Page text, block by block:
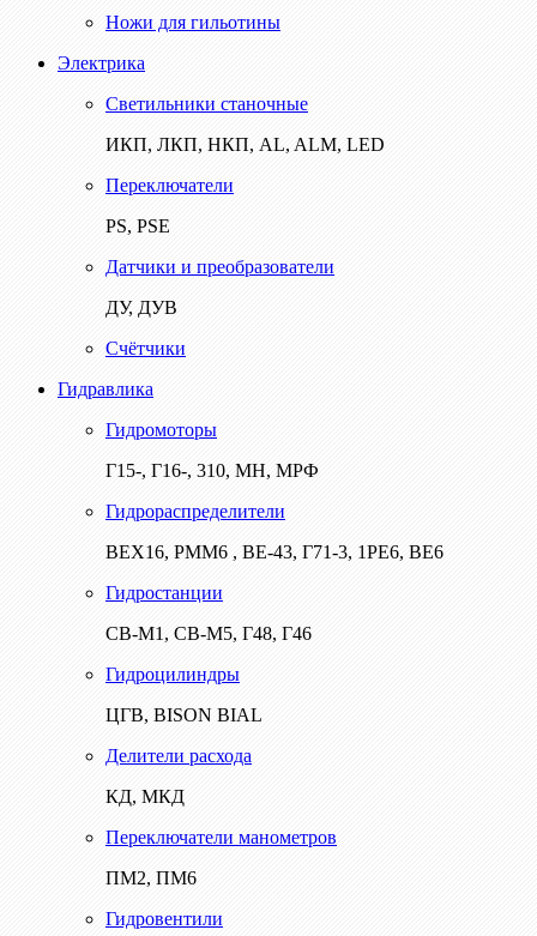
Ножи для гильотины
Электрика
Светильники станочные
ИКП, ЛКП, НКП, AL, ALM, LED
Переключатели
PS, PSE
Датчики и преобразователи
ДУ, ДУВ
Счётчики
Гидравлика
Гидромоторы
Г15-, Г16-, 310, МН, МРФ
Гидрораспределители
ВЕХ16, РММ6 , ВЕ-43, Г71-3, 1РЕ6, ВЕ6
Гидростанции
СВ-М1, СВ-М5, Г48, Г46
Гидроцилиндры
ЦГВ, BISON BIAL
Делители расхода
КД, МКД
Переключатели манометров
ПМ2, ПМ6
Гидровентили